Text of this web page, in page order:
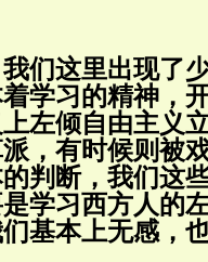
们这里出现了
学习的精神，
左倾自由主义
，有时候则被
判断，我们这
学习西方人的
基本上无感，